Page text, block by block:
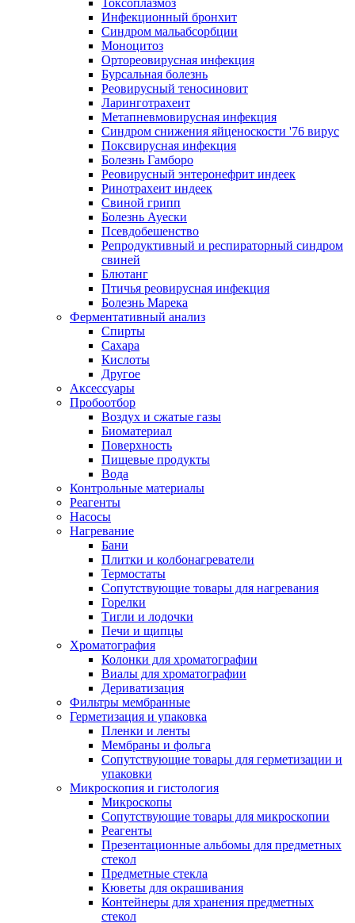
Токсоплазмоз
Инфекционный бронхит
Синдром мальабсорбции
Моноцитоз
Ортореовирусная инфекция
Бурсальная болезнь
Реовирусный теносиновит
Ларинготрахеит
Метапневмовирусная инфекция
Синдром снижения яйценоскости '76 вирус
Поксвирусная инфекция
Болезнь Гамборо
Реовирусный энтеронефрит индеек
Ринотрахеит индеек
Свиной грипп
Болезнь Ауески
Псевдобешенство
Репродуктивный и респираторный синдром
свиней
Блютанг
Птичья реовирусная инфекция
Болезнь Марека
Ферментативный анализ
Спирты
Сахара
Кислоты
Другое
Аксессуары
Пробоотбор
Воздух и сжатые газы
Биоматериал
Поверхность
Пищевые продукты
Вода
Контрольные материалы
Реагенты
Насосы
Нагревание
Бани
Плитки и колбонагреватели
Термостаты
Сопутствующие товары для нагревания
Горелки
Тигли и лодочки
Печи и щипцы
Хроматография
Колонки для хроматографии
Виалы для хроматографии
Дериватизация
Фильтры мембранные
Герметизация и упаковка
Пленки и ленты
Мембраны и фольга
Сопутствующие товары для герметизации и
упаковки
Микроскопия и гистология
Микроскопы
Сопутствующие товары для микроскопии
Реагенты
Презентационные альбомы для предметных
стекол
Предметные стекла
Кюветы для окрашивания
Контейнеры для хранения предметных
стекол